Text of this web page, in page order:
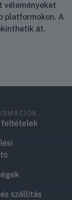
véleményeket
platformokon. A
át.
feltételek
szállítás